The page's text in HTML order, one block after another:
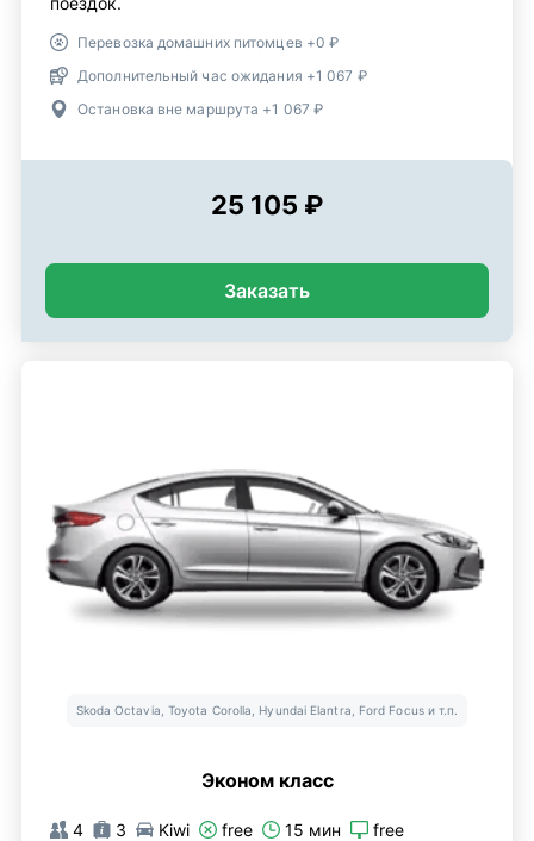
Перевозка домашних питомцев +0 ₽
Дополнительный час ожидания +1 067 ₽
Остановка вне маршрута +1 067 ₽
25 105 ₽
Заказать
Skoda Octavia, Toyota Corolla, Hyundai Elantra, Ford Focus и т.п.
Эконом класс
4 3 Kiwi free 15 мин free